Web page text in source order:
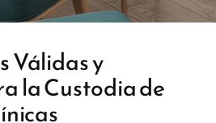
Válidas y
la Custodia de